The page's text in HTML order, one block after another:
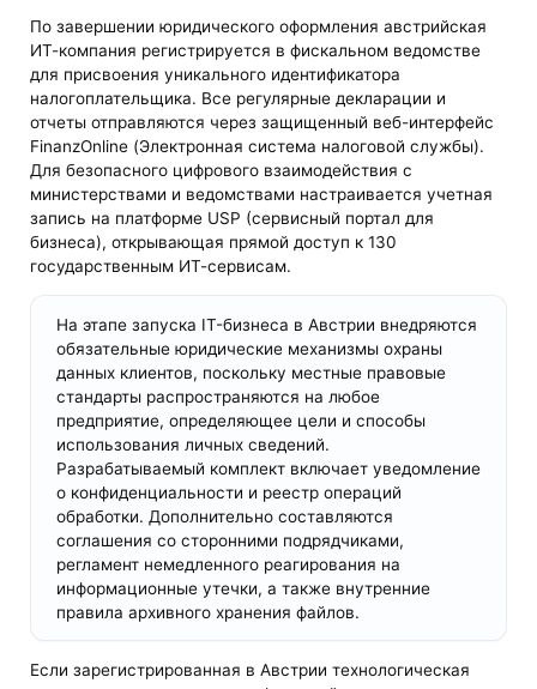
По завершении юридического оформления австрийская
ИТ-компания регистрируется в фискальном ведомстве
для присвоения уникального идентификатора
налогоплательщика. Все регулярные декларации и
отчеты отправляются через защищенный веб-интерфейс
FinanzOnline (Электронная система налоговой службы).
Для безопасного цифрового взаимодействия с
министерствами и ведомствами настраивается учетная
запись на платформе USP (сервисный портал для
бизнеса), открывающая прямой доступ к 130
государственным ИТ-сервисам.
На этапе запуска IT-бизнеса в Австрии внедряются
обязательные юридические механизмы охраны
данных клиентов, поскольку местные правовые
стандарты распространяются на любое
предприятие, определяющее цели и способы
использования личных сведений.
Разрабатываемый комплект включает уведомление
о конфиденциальности и реестр операций
обработки. Дополнительно составляются
соглашения со сторонними подрядчиками,
регламент немедленного реагирования на
информационные утечки, а также внутренние
правила архивного хранения файлов.
Если зарегистрированная в Австрии технологическая